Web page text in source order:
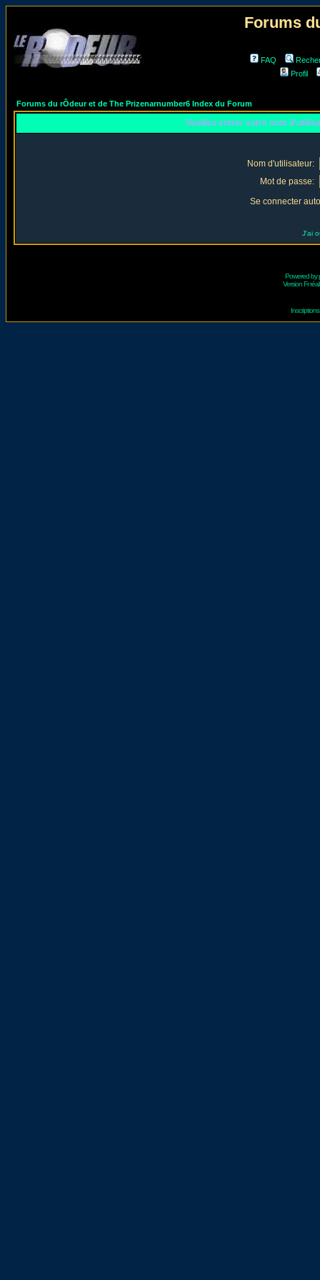
Forums
FAQ
Profil
Forums du rÔdeur et de The Prizenarnumber6 Index du Forum
Veuillez entrer votre nom
Nom d'utilisateur:
Mot de passe:
Se connecter
J'ai
Powered by
Version Fr